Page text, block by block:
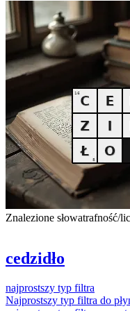
Znalezione słowatrafność/
cedzidło
najprostszy typ filtra
Najprostszy typ filtra do